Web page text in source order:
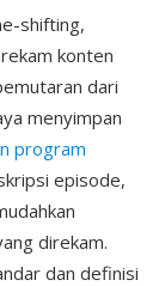
shifting,
konten
dari
menyimpan
program
episode,
direkam.
dan definisi